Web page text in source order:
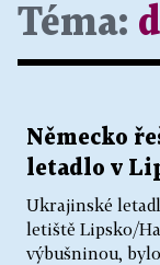
Téma:
Německo
letadlo v
Ukrajinské
letiště Lipsko/
výbušninou,